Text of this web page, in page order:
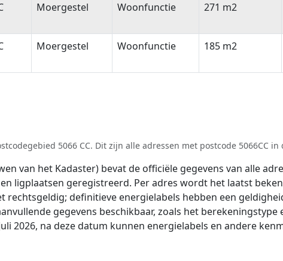
Moergestel Woonfunctie 271 m2
Moergestel Woonfunctie 185 m2
5066 CC. Dit zijn alle adressen met postcode 5066CC in
van het Kadaster) bevat de officiële gegevens van alle
ligplaatsen geregistreerd. Per adres wordt het laatst
definitieve energielabels hebben een
gegevens beschikbaar, zoals het
2026, na deze datum kunnen energielabels en andere